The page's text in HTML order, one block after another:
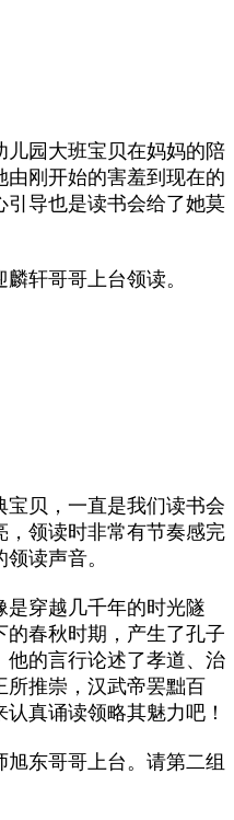
儿园大班宝贝在妈妈的陪
刚开始的害羞到现在的
引导也是读书会给了她莫
轩哥哥上台领读。
宝贝，一直是我们读书会
，领读时非常有节奏感完
读声音。
穿越几千年的时光隧
春秋时期，产生了孔子
他的言行论述了孝道、治
所推崇，汉武帝罢黜百
真诵读领略其魅力吧！
东哥哥上台。请第二组